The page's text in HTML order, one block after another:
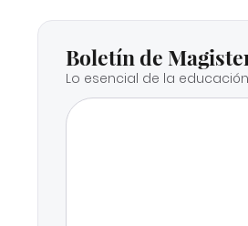
Boletín de
Lo esencial de la